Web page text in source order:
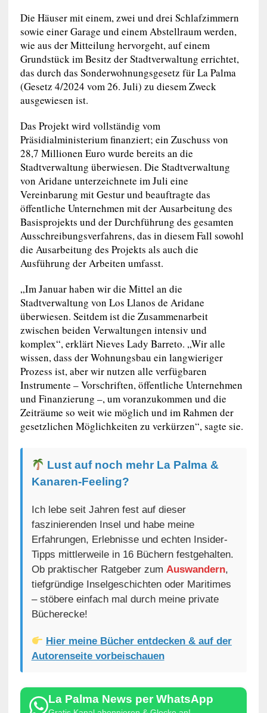
Die Häuser mit einem, zwei und drei Schlafzimmern
sowie einer Garage und einem Abstellraum werden,
wie aus der Mitteilung hervorgeht, auf einem
Grundstück im Besitz der Stadtverwaltung errichtet,
das durch das Sonderwohnungsgesetz für La Palma
(Gesetz 4/2024 vom 26. Juli) zu diesem Zweck
ausgewiesen ist.
Das Projekt wird vollständig vom
Präsidialministerium finanziert; ein Zuschuss von
28,7 Millionen Euro wurde bereits an die
Stadtverwaltung überwiesen. Die Stadtverwaltung
von Aridane unterzeichnete im Juli eine
Vereinbarung mit Gestur und beauftragte das
öffentliche Unternehmen mit der Ausarbeitung des
Basisprojekts und der Durchführung des gesamten
Ausschreibungsverfahrens, das in diesem Fall sowohl
die Ausarbeitung des Projekts als auch die
Ausführung der Arbeiten umfasst.
„Im Januar haben wir die Mittel an die
Stadtverwaltung von Los Llanos de Aridane
überwiesen. Seitdem ist die Zusammenarbeit
zwischen beiden Verwaltungen intensiv und
komplex“, erklärt Nieves Lady Barreto. „Wir alle
wissen, dass der Wohnungsbau ein langwieriger
Prozess ist, aber wir nutzen alle verfügbaren
Instrumente – Vorschriften, öffentliche Unternehmen
und Finanzierung –, um voranzukommen und die
Zeiträume so weit wie möglich und im Rahmen der
gesetzlichen Möglichkeiten zu verkürzen“, sagte sie.
Lust auf noch mehr La Palma &
Kanaren-Feeling?
Ich lebe seit Jahren fest auf dieser
faszinierenden Insel und habe meine
Erfahrungen, Erlebnisse und echten Insider-
Tipps mittlerweile in 16 Büchern festgehalten.
Ob praktischer Ratgeber zum Auswandern,
tiefgründige Inselgeschichten oder Maritimes
– stöbere einfach mal durch meine private
Bücherecke!
Hier meine Bücher entdecken & auf der
Autorenseite vorbeischauen
La Palma News per WhatsApp